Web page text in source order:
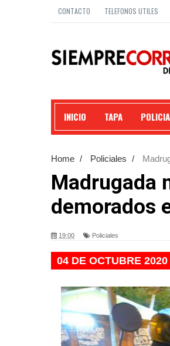
CONTACTO TELEFONOS UTILES
INICIO TAPA
Home / Policiales /
Madrugada
demorados
19:00 Policiales
04 DE OCTUBRE